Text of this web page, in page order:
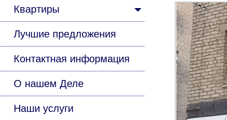
Квартиры
Лучшие предложения
Контактная информация
О нашем Деле
Наши услуги